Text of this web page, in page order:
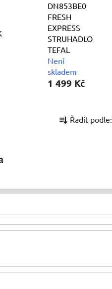
DN853BE0
FRESH
EXPRESS
STRUHADLO
TEFAL
Není
skladem
1 499 Kč
a
p
o
d
t
Řadit podle: